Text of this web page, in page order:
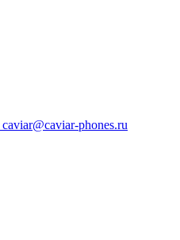
caviar@caviar-phones.ru